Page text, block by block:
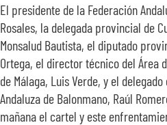
El presidente de la Federación
Rosales, la delegada provincial de
Monsalud Bautista, el diputado
Ortega, el director técnico del Área
de Málaga, Luis Verde, y el
Andaluza de Balonmano, Raúl
mañana el cartel y este